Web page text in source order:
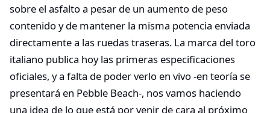
sobre el asfalto a pesar de un aumento de peso
contenido y de mantener la misma potencia enviada
directamente a las ruedas traseras. La marca del toro
italiano publica hoy las primeras especificaciones
oficiales, y a falta de poder verlo en vivo -en teoría se
presentará en Pebble Beach-, nos vamos haciendo
una idea de lo que está por venir de cara al próximo